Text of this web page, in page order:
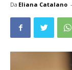
Da Eliana Catalano -